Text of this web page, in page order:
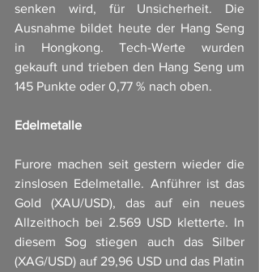
senken wird, für Unsicherheit. Die
Ausnahme bildet heute der Hang Seng
in Hongkong. Tech-Werte wurden
gekauft und trieben den Hang Seng um
145 Punkte oder 0,77 % nach oben.
Edelmetalle
Furore machen seit gestern wieder die
zinslosen Edelmetalle. Anführer ist das
Gold (XAU/USD), das auf ein neues
Allzeithoch bei 2.569 USD kletterte. In
diesem Sog stiegen auch das Silber
(XAG/USD) auf 29,96 USD und das Platin